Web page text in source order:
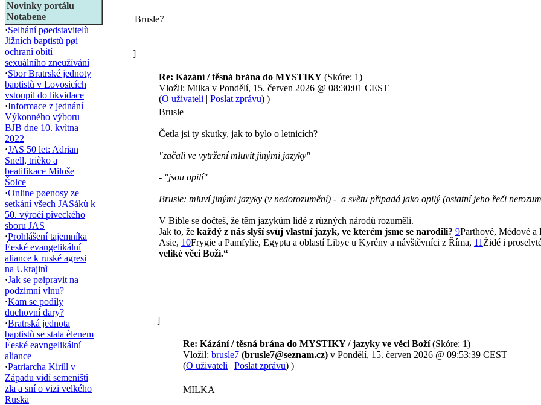
Novinky portálu
Notabene
·Selhání pøedstavitelù
Jižních baptistù pøi
ochranì obìtí
sexuálního zneužívání
·Sbor Bratrské jednoty
baptistù v Lovosicích
vstoupil do likvidace
·Informace z jednání
Výkonného výboru
BJB dne 10. kvìtna
2022
·JAS 50 let: Adrian
Snell, trièko a
beatifikace Miloše
Šolce
·Online pøenosy ze
setkání všech JASákù k
50. výroèí pìveckého
sboru JAS
·Prohlášení tajemníka
Èeské evangelikální
aliance k ruské agresi
na Ukrajinì
·Jak se pøipravit na
podzimní vlnu?
·Kam se podìly
duchovní dary?
·Bratrská jednota
baptistù se stala èlenem
Èeské eavngelikální
aliance
·Patriarcha Kirill v
Západu vidí semeništì
zla a sní o vizi velkého
Ruska
Brusle7
]
Re: Kázání / těsná brána do MYSTIKY (Skóre: 1)
Vložil: Milka v Pondělí, 15. červen 2026 @ 08:30:01 CEST
(O uživateli | Poslat zprávu) )
Brusle
Četla jsi ty skutky, jak to bylo o letnicích?
"začali ve vytržení mluvit jinými jazyky"
- "jsou opilí"
Brusle: mluví jinými jazyky (v nedorozumění) - a světu připadá jako opilý (ostatní jeho řeči
V Bible se dočteš, že těm jazykům lidé z různých národů rozuměli.
Jak to, že každý z nás slyší svůj vlastní jazyk, ve kterém jsme se narodili? 9Parthové, Médové a
Asie, 10Frygie a Pamfylie, Egypta a oblastí Libye u Kyrény a návštěvníci z Říma, 11 Židé i
veliké věci Boží.“
]
Re: Kázání / těsná brána do MYSTIKY / jazyky ve věci Boží (Skóre: 1)
Vložil: brusle7 (brusle7@seznam.cz) v Pondělí, 15. červen 2026 @ 09:53:39 CEST
(O uživateli | Poslat zprávu) )
MILKA